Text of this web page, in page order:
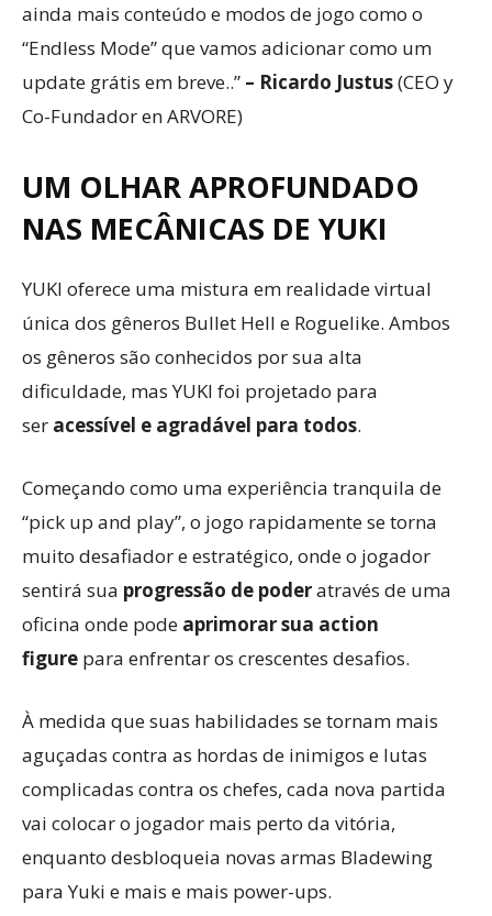
ainda mais conteúdo e modos de jogo como o
“Endless Mode” que vamos adicionar como um
update grátis em breve..” – Ricardo Justus(CEO y
Co-Fundador en ARVORE)
UM OLHAR APROFUNDADO
NAS MECÂNICAS DE YUKI
YUKI oferece uma mistura em realidade virtual
única dos gêneros Bullet Hell e Roguelike. Ambos
os gêneros são conhecidos por sua alta
dificuldade, mas YUKI foi projetado para
ser acessível e agradável para todos.
Começando como uma experiência tranquila de
“pick up and play”, o jogo rapidamente se torna
muito desafiador e estratégico, onde o jogador
sentirá sua progressão de poderatravés de uma
oficina onde pode aprimorar sua action
figure para enfrentar os crescentes desafios.
À medida que suas habilidades se tornam mais
aguçadas contra as hordas de inimigos e lutas
complicadas contra os chefes, cada nova partida
vai colocar o jogador mais perto da vitória,
enquanto desbloqueia novas armas Bladewing
para Yuki e mais e mais power-ups.